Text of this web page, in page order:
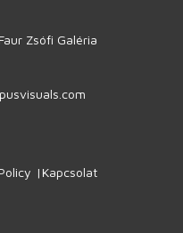
Zsófi Galéria
Kapcsolat